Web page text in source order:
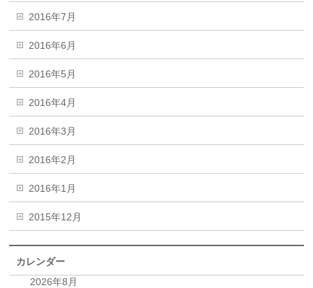
2016年7月
2016年6月
2016年5月
2016年4月
2016年3月
2016年2月
2016年1月
2015年12月
カレンダー
2026年8月